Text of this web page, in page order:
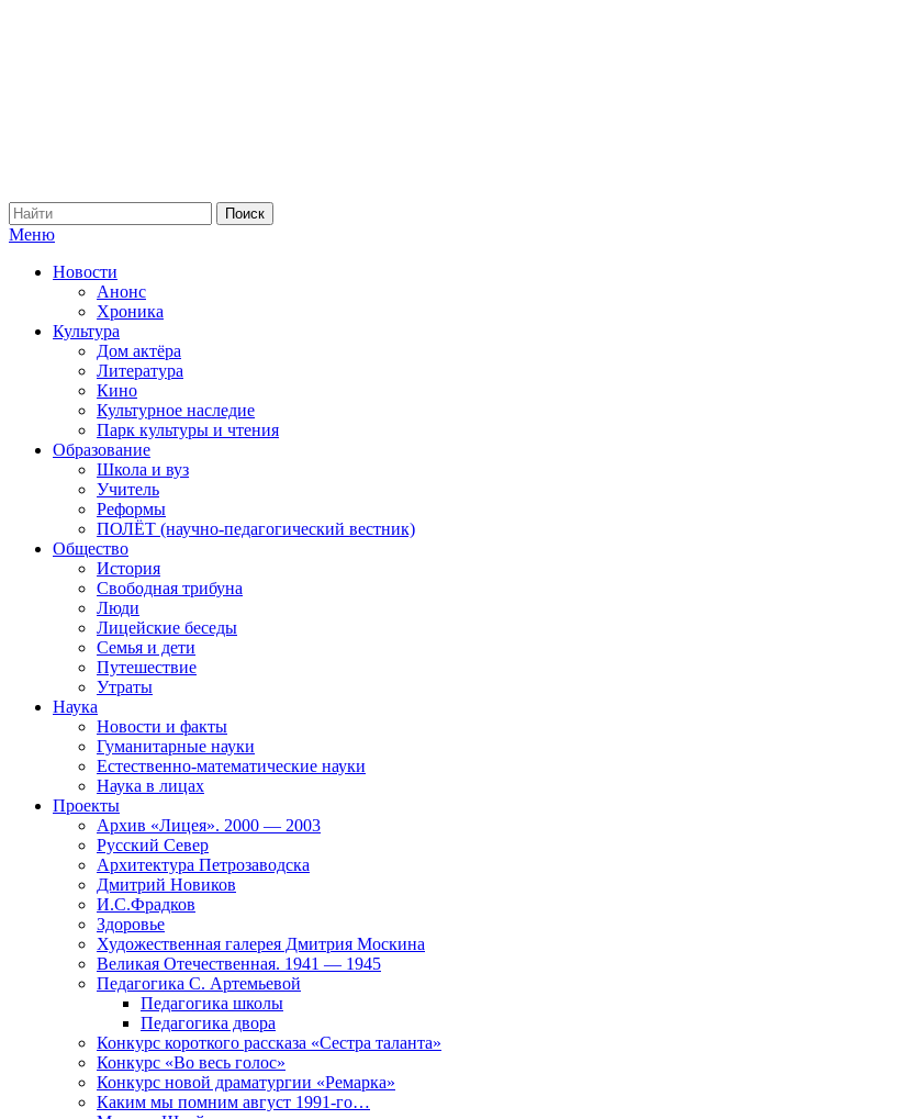
Меню
Новости
Анонс
Хроника
Культура
Дом актёра
Литература
Кино
Культурное наследие
Парк культуры и чтения
Образование
Школа и вуз
Учитель
Реформы
ПОЛЁТ (научно-педагогический вестник)
Общество
История
Свободная трибуна
Люди
Лицейские беседы
Семья и дети
Путешествие
Утраты
Наука
Новости и факты
Гуманитарные науки
Естественно-математические науки
Наука в лицах
Проекты
Архив «Лицея». 2000 — 2003
Русский Север
Архитектура Петрозаводска
Дмитрий Новиков
И.С.Фрадков
Здоровье
Художественная галерея Дмитрия Москина
Великая Отечественная. 1941 — 1945
Педагогика С. Артемьевой
Педагогика школы
Педагогика двора
Конкурс короткого рассказа «Сестра таланта»
Конкурс «Во весь голос»
Конкурс новой драматургии «Ремарка»
Каким мы помним август 1991-го…